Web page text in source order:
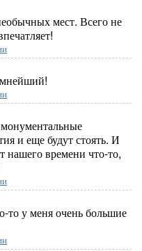
мест. Всего не
и еще будут стоять. И
нашего времени что-то,
то у меня очень большие